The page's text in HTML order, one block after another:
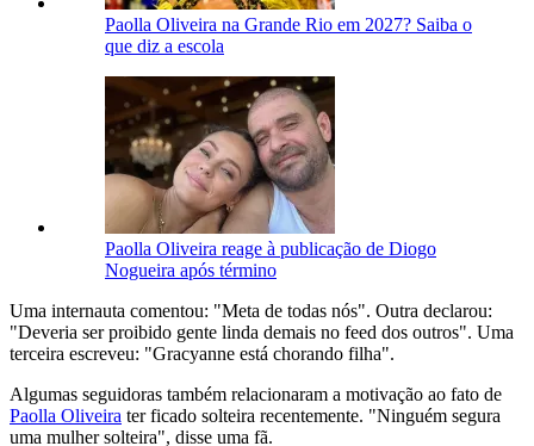
Paolla Oliveira na Grande Rio em 2027? Saiba o
que diz a escola
Paolla Oliveira reage à publicação de Diogo
Nogueira após término
Uma internauta comentou: "Meta de todas nós". Outra declarou:
"Deveria ser proibido gente linda demais no feed dos outros". Uma
terceira escreveu: "Gracyanne está chorando filha".
Algumas seguidoras também relacionaram a motivação ao fato de
Paolla Oliveira ter ficado solteira recentemente. "Ninguém segura
uma mulher solteira", disse uma fã.